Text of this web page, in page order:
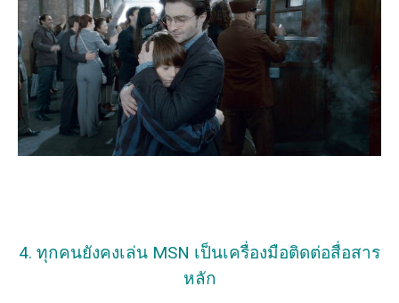
4. ทุกคนยังคงเล่น MSN เป็นเครื่องมือติดต่อสื่อสาร
หลัก